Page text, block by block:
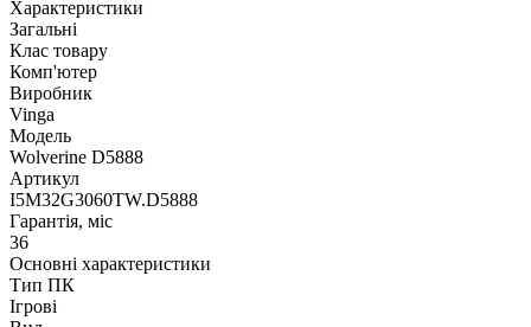
Характеристики
Загальні
Клас товару
Комп'ютер
Виробник
Vinga
Модель
Wolverine D5888
Артикул
I5M32G3060TW.D5888
Гарантія, міс
36
Основні характеристики
Тип ПК
Ігрові